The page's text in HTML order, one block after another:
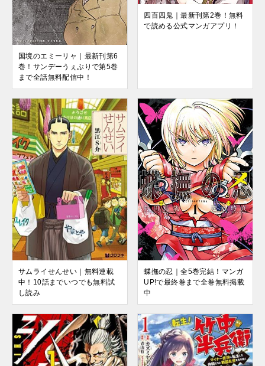
国境のエミーリャ｜最新刊第6
巻！サンデーうぇぶりで第5巻
まで全話無料配信中！
四百四鬼｜最新刊第2巻！無料
で読める公式マンガアプリ！
サムライせんせい｜無料連載
中！10話までいつでも無料試
し読み
蝶撫の忍｜全5巻完結！マンガ
UP!で最終巻まで全巻無料掲載
中